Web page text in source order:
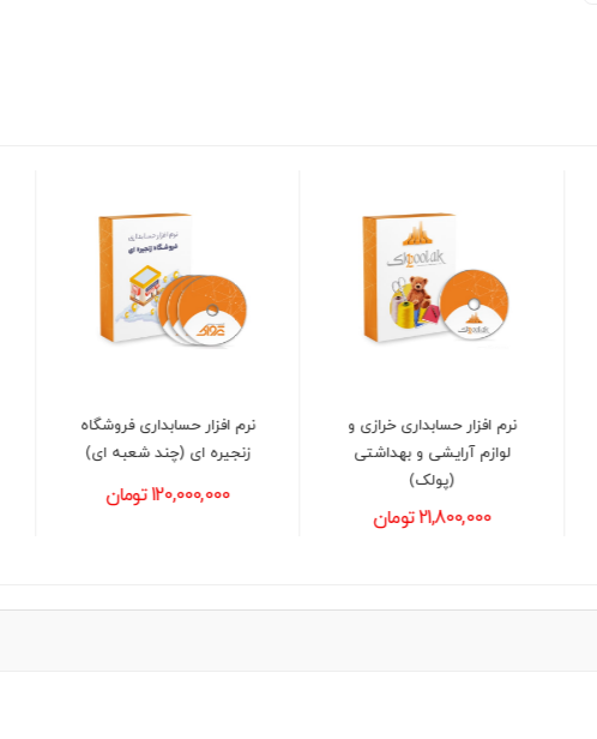
نرم افزار حسابداری فروشگاه
زنجیره ای (چند شعبه ای)
120,000,000 تومان
نرم افزار حسابداری عینک
فروشی (پرتو)
21,800,000 تومان